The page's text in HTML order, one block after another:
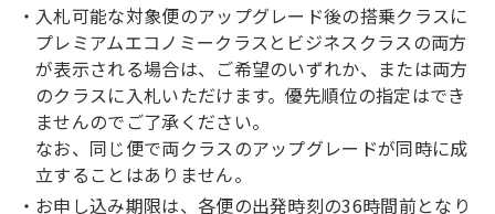
入札可能な対象便のアップグレード後の搭乗クラスに
プレミアムエコノミークラスとビジネスクラスの両方
が表示される場合は、ご希望のいずれか、または両方
のクラスに入札いただけます。優先順位の指定はでき
ませんのでご了承ください。
なお、同じ便で両クラスのアップグレードが同時に成
立することはありません。
お申し込み期限は、各便の出発時刻の36時間前となり